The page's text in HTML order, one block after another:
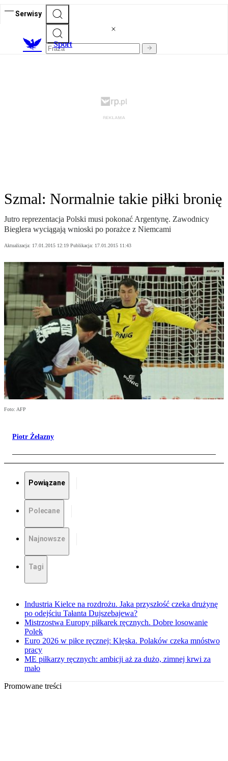
Serwisy
Sport
Szmal: Normalnie takie piłki bronię
Jutro reprezentacja Polski musi pokonać Argentynę. Zawodnicy
Bieglera wyciągają wnioski po porażce z Niemcami
Aktualizacja: 17.01.2015 12:19 Publikacja: 17.01.2015 11:43
Foto: AFP
Piotr Żelazny
Powiązane
Polecane
Najnowsze
Tagi
Industria Kielce na rozdrożu. Jaka przyszłość czeka drużynę
po odejściu Tałanta Dujszebajewa?
Mistrzostwa Europy piłkarek ręcznych. Dobre losowanie
Polek
Euro 2026 w piłce ręcznej: Klęska. Polaków czeka mnóstwo
pracy
ME piłkarzy ręcznych: ambicji aż za dużo, zimnej krwi za
mało
Promowane treści